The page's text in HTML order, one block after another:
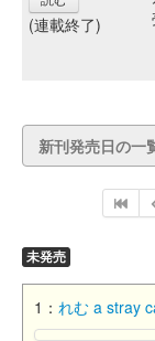
(連載終了)
新刊発売日の一
未発売
1： れむ a stray